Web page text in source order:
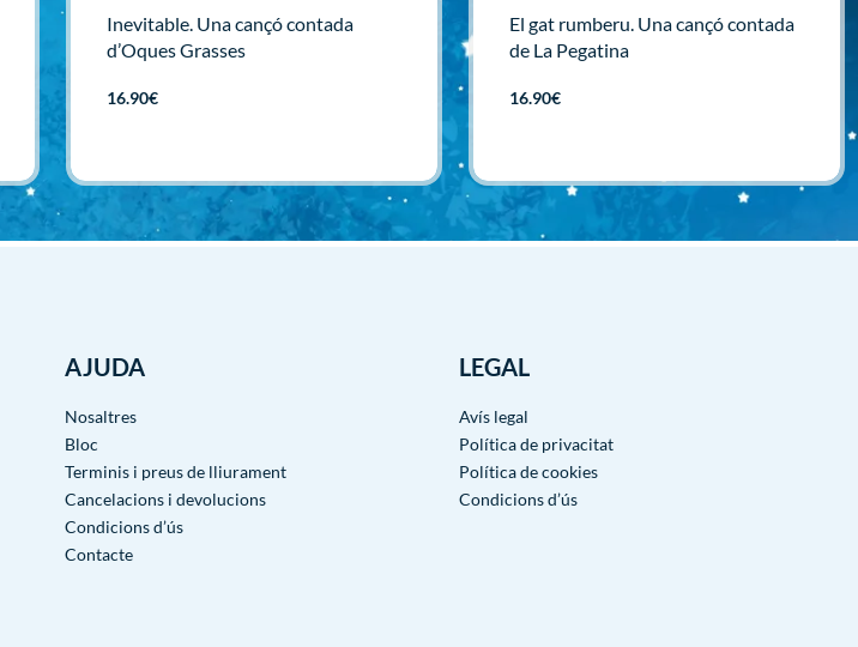
Inevitable. Una cançó contada
d’Oques Grasses
16.90€
El gat rumberu. Una cançó contada
de La Pegatina
16.90€
AJUDA
Nosaltres
Bloc
Terminis i preus de lliurament
Cancelacions i devolucions
Condicions d’ús
Contacte
LEGAL
Avís legal
Política de privacitat
Política de cookies
Condicions d’ús